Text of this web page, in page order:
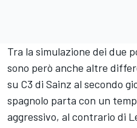
Tra la simulazione dei due
sono però anche altre
su C3 di Sainz al secondo
spagnolo parta con un
aggressivo, al contrario di